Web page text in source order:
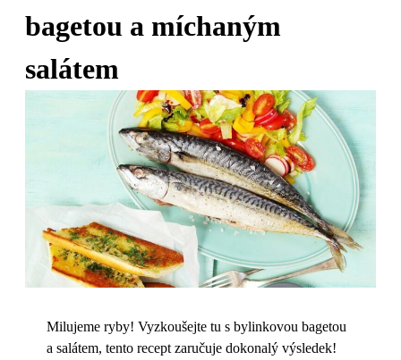
bagetou a míchaným
salátem
Milujeme ryby! Vyzkoušejte tu s bylinkovou bagetou
a salátem, tento recept zaručuje dokonalý výsledek!